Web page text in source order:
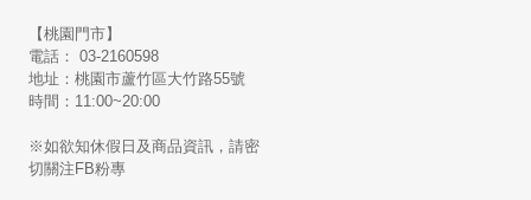
【桃園門市】
電話： 03-2160598
地址：桃園市蘆竹區大竹路55號
時間：11:00~20:00
※如欲知休假日及商品資訊，請密
切關注FB粉專